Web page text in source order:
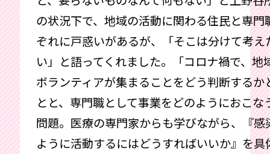
の状況下で、地域の活動に関わる住民と専門
ぞれに戸惑いがあるが、「そこは分けて考え
い」と語ってくれました。「コロナ禍で、地
ボランティアが集まることをどう判断するか
とと、専門職として事業をどのようにおこな
問題。医療の専門家からも学びながら、『感
ように活動するにはどうすればいいか』を具